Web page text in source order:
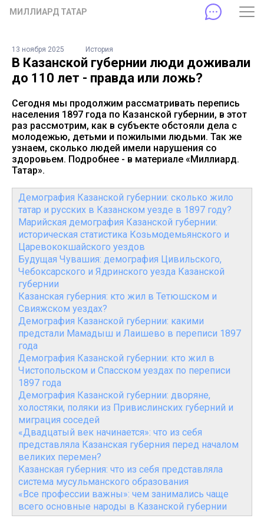
МИЛЛИАРД ТАТАР
13 ноября 2025 История
В Казанской губернии люди доживали
до 110 лет - правда или ложь?
Сегодня мы продолжим рассматривать перепись
населения 1897 года по Казанской губернии, в этот
раз рассмотрим, как в субъекте обстояли дела с
молодежью, детьми и пожилыми людьми. Так же
узнаем, сколько людей имели нарушения со
здоровьем. Подробнее - в материале «Миллиард.
Татар».
Демография Казанской губернии: сколько жило
татар и русских в Казанском уезде в 1897 году?
Марийская демография Казанской губернии:
историческая статистика Козьмодемьянского и
Царевококшайского уездов
Будущая Чувашия: демография Цивильского,
Чебоксарского и Ядринского уезда Казанской
губернии
Казанская губерния: кто жил в Тетюшском и
Свияжском уездах?
Демография Казанской губернии: какими
предстали Мамадыш и Лаишево в переписи 1897
года
Демография Казанской губернии: кто жил в
Чистопольском и Спасском уездах по переписи
1897 года
Демография Казанской губернии: дворяне,
холостяки, поляки из Привислинских губерний и
миграция соседей
«Двадцатый век начинается»: что из себя
представляла Казанская губерния перед началом
великих перемен?
Казанская губерния: что из себя представляла
система мусульманского образования
«Все профессии важны»: чем занимались чаще
всего основные народы в Казанской губернии